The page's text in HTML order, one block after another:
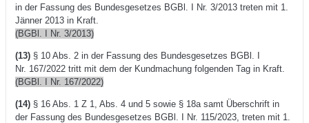
in der Fassung des Bundesgesetzes BGBl. I Nr. 3/2013 treten mit 1.
Jänner 2013 in Kraft.
(BGBl. I Nr. 3/2013)
(13)§ 10 Abs. 2 in der Fassung des Bundesgesetzes BGBl. I
Nr. 167/2022 tritt mit dem der Kundmachung folgenden Tag in Kraft.
(BGBl. I Nr. 167/2022)
(14)§ 16 Abs. 1 Z 1, Abs. 4 und 5 sowie § 18a samt Überschrift in
der Fassung des Bundesgesetzes BGBl. I Nr. 115/2023, treten mit 1.